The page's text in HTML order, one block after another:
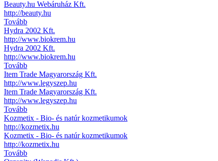
Beauty.hu Webáruház Kft.
http://beauty.hu
Tovább
Hydra 2002 Kft.
http://www.biokrem.hu
Hydra 2002 Kft.
http://www.biokrem.hu
Tovább
Item Trade Magyarország Kft.
http://www.legyszep.hu
Item Trade Magyarország Kft.
http://www.legyszep.hu
Tovább
Kozmetix - Bio- és natúr kozmetikumok
http://kozmetix.hu
Kozmetix - Bio- és natúr kozmetikumok
http://kozmetix.hu
Tovább